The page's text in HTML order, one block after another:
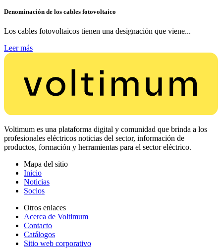
Denominación de los cables fotovoltaico
Los cables fotovoltaicos tienen una designación que viene...
Leer más
Voltimum es una plataforma digital y comunidad que brinda a los
profesionales eléctricos noticias del sector, información de
productos, formación y herramientas para el sector eléctrico.
Mapa del sitio
Inicio
Noticias
Socios
Otros enlaces
Acerca de Voltimum
Contacto
Catálogos
Sitio web corporativo